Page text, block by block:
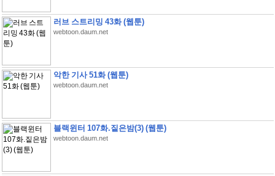
러브 스트리밍 43화 (웹툰)
webtoon.daum.net
악한 기사 51화 (웹툰)
webtoon.daum.net
블랙윈터 107화.짙은밤(3) (웹툰)
webtoon.daum.net